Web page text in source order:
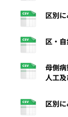
区別
区・
母側
人工
区別